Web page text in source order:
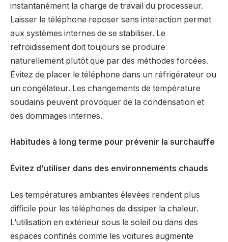
instantanément la charge de travail du processeur.
Laisser le téléphone reposer sans interaction permet
aux systèmes internes de se stabiliser. Le
refroidissement doit toujours se produire
naturellement plutôt que par des méthodes forcées.
Évitez de placer le téléphone dans un réfrigérateur ou
un congélateur. Les changements de température
soudains peuvent provoquer de la condensation et
des dommages internes.
Habitudes à long terme pour prévenir la surchauffe
Évitez d’utiliser dans des environnements chauds
Les températures ambiantes élevées rendent plus
difficile pour les téléphones de dissiper la chaleur.
L’utilisation en extérieur sous le soleil ou dans des
espaces confinés comme les voitures augmente